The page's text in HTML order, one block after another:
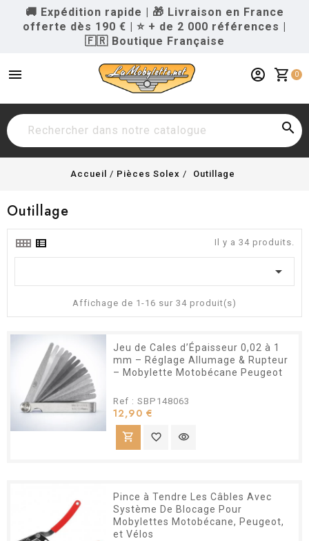
🚚 Expédition rapide | 🎁 Livraison en France
offerte dès 190 € | ⭐ + de 2 000 références |
🇫🇷 Boutique Française
menu shopping_cart 0
account_circle

Accueil Pièces Solex Outillage
Outillage
Il y a 34 produits.

Affichage de 1-16 sur 34 produit(s)
Jeu de Cales d’Épaisseur 0,02 à 1
mm – Réglage Allumage & Rupteur
– Mobylette Motobécane Peugeot
Ref : SBP148063
12,90 €
shopping_cart favorite_border visibility
Pince à Tendre Les Câbles Avec
Système De Blocage Pour
Mobylettes Motobécane, Peugeot,
et Vélos